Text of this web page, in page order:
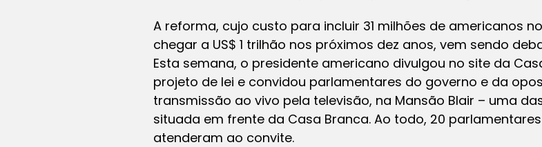
A reforma, cujo custo para incluir 31 milhões de americanos
chegar a US$ 1 trilhão nos próximos dez anos, vem sendo
Esta semana, o presidente americano divulgou no site da
projeto de lei e convidou parlamentares do governo e da
transmissão ao vivo pela televisão, na Mansão Blair – uma
situada em frente da Casa Branca. Ao todo, 20
atenderam ao convite.